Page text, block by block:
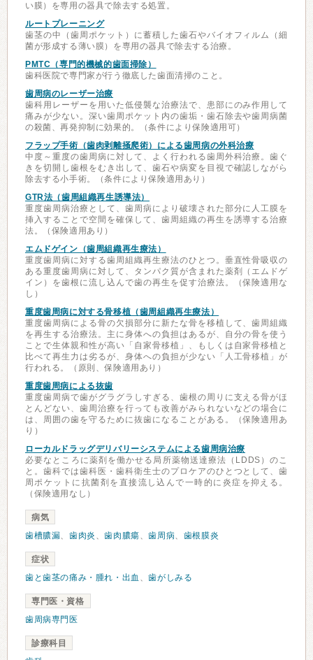
い膜）を専用の器具で除去する処置。
ルートプレーニング
歯茎の中（歯周ポケット）に蓄積した歯石やバイオフィルム（細
菌が形成する薄い膜）を専用の器具で除去する治療。
PMTC（専門的機械的歯面掃除）
歯科医院で専門家が行う徹底した歯面清掃のこと。
歯周病のレーザー治療
歯科用レーザーを用いた低侵襲な治療法で、患部にのみ作用して
痛みが少ない。深い歯周ポケット内の歯垢・歯石除去や歯周病菌
の殺菌、再発抑制に効果的。（条件により保険適用可）
フラップ手術（歯肉剥離掻爬術）による歯周病の外科治療
中度～重度の歯周病に対して、よく行われる歯周外科治療。歯ぐ
きを切開し歯根をむき出して、歯石や病変を目視で確認しながら
除去する小手術。（条件により保険適用あり）
GTR法（歯周組織再生誘導法）
重度歯周病治療として、歯周病により破壊された部分に人工膜を
挿入することで空間を確保して、歯周組織の再生を誘導する治療
法。（保険適用あり）
エムドゲイン（歯周組織再生療法）
重度歯周病に対する歯周組織再生療法のひとつ。垂直性骨吸収の
ある重度歯周病に対して、タンパク質が含まれた薬剤（エムドゲ
イン）を歯根に流し込んで歯の再生を促す治療法。（保険適用な
し）
重度歯周病に対する骨移植（歯周組織再生療法）
重度歯周病による骨の欠損部分に新たな骨を移植して、歯周組織
を再生する治療法。主に身体への負担はあるが、自分の骨を使う
ことで生体親和性が高い「自家骨移植」、もしくは自家骨移植と
比べて再生力は劣るが、身体への負担が少ない「人工骨移植」が
行われる。（原則、保険適用あり）
重度歯周病による抜歯
重度歯周病で歯がグラグラしすぎる、歯根の周りに支える骨がほ
とんどない、歯周治療を行っても改善がみられないなどの場合に
は、周囲の歯を守るために抜歯になることがある。（保険適用あ
り）
ローカルドラッグデリバリーシステムによる歯周病治療
必要なところに薬剤を働かせる局所薬物送達療法（LDDS）のこ
と。歯科では歯科医・歯科衛生士のプロケアのひとつとして、歯
周ポケットに抗菌剤を直接流し込んで一時的に炎症を抑える。
（保険適用なし）
病気
歯槽膿漏、歯肉炎 、歯肉膿瘍、歯周病、 歯根膜炎
症状
歯と歯茎の痛み・腫れ・出血 、歯がしみる
専門医・資格
歯周病専門医
診療科目